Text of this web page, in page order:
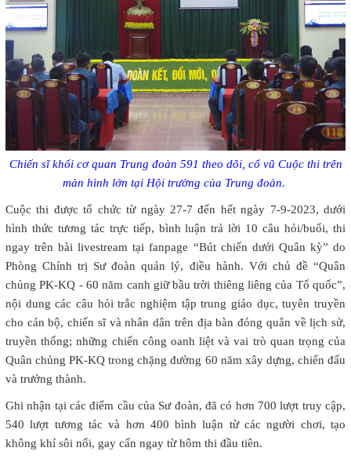
Chiến sĩ khối cơ quan Trung đoàn 591 theo dõi, cổ vũ Cuộc thi trên
màn hình lớn tại Hội trường của Trung đoàn.
Cuộc thi được tổ chức từ ngày 27-7 đến hết ngày 7-9-2023, dưới
hình thức tương tác trực tiếp, bình luận trả lời 10 câu hỏi/buổi, thi
ngay trên bài livestream tại fanpage “Bút chiến dưới Quân kỳ” do
Phòng Chính trị Sư đoàn quản lý, điều hành. Với chủ đề “Quân
chủng PK-KQ - 60 năm canh giữ bầu trời thiêng liêng của Tổ quốc”,
nội dung các câu hỏi trắc nghiệm tập trung giáo dục, tuyên truyền
cho cán bộ, chiến sĩ và nhân dân trên địa bàn đóng quân về lịch sử,
truyền thống; những chiến công oanh liệt và vai trò quan trọng của
Quân chủng PK-KQ trong chặng đường 60 năm xây dựng, chiến đấu
và trưởng thành.
Ghi nhận tại các điểm cầu của Sư đoàn, đã có hơn 700 lượt truy cập,
540 lượt tương tác và hơn 400 bình luận từ các người chơi, tạo
không khí sôi nổi, gay cấn ngay từ hôm thi đầu tiên.